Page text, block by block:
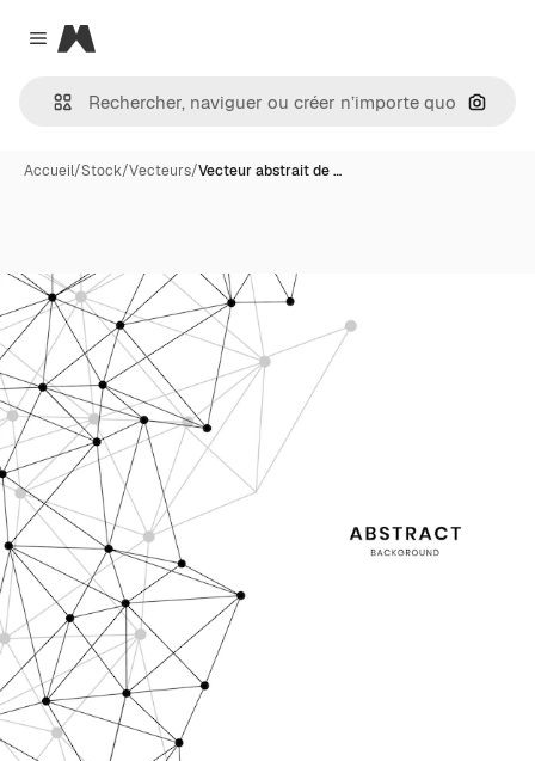
Close menu
Magnific
Accueil/Stock/Vecteurs/Vecteur abstrait de …